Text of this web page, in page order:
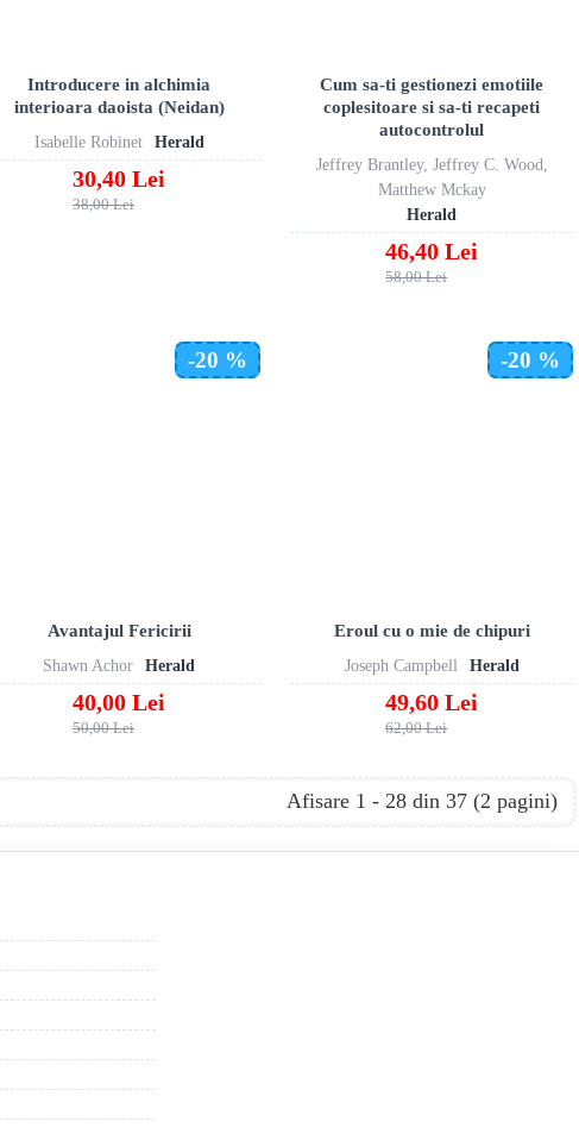
Isabelle Robinet Herald
Introducere in alchimia
interioara daoista (Neidan)
30,40 Lei
38,00 Lei
Jeffrey Brantley, Jeffrey C. Wood,
Matthew Mckay
Herald
Cum sa-ti gestionezi emotiile
coplesitoare si sa-ti recapeti
autocontrolul
46,40 Lei
58,00 Lei
-20 %
Shawn Achor Herald
Avantajul Fericirii
40,00 Lei
50,00 Lei
-20 %
Joseph Campbell Herald
Eroul cu o mie de chipuri
49,60 Lei
62,00 Lei
Afisare 1 - 28 din 37 (2 pagini)